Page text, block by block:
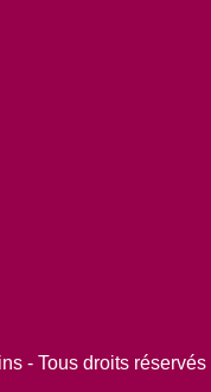
- Tous droits réservés